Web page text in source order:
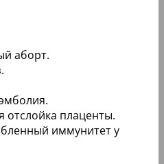
аборт.
плаценты.
иммунитет у